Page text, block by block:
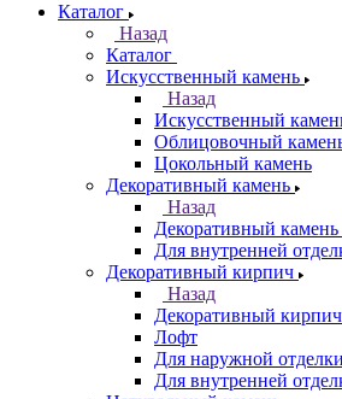
Каталог
Назад
Каталог
Искусственный камень
Назад
Искусственный
Облицовочный
Цокольный камень
Декоративный камень
Назад
Декоративный камень
Для внутренней
Декоративный кирпич
Назад
Декоративный кирпич
Лофт
Для наружной отделки
Для внутренней